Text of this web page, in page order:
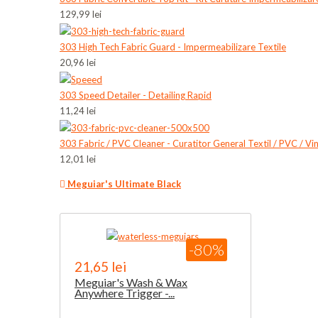
129,99 lei
303 High Tech Fabric Guard - Impermeabilizare Textile
20,96 lei
303 Speed Detailer - Detailing Rapid
11,24 lei
303 Fabric / PVC Cleaner - Curatitor General Textil / PVC /
12,01 lei
Meguiar's Ultimate Black
-80%
21,65 lei
Meguiar's Wash & Wax
Anywhere Trigger -...